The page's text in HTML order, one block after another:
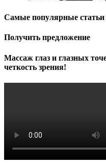
Самые популярные статьи
Получить предложение
Массаж глаз и глазных
четкость зрения!